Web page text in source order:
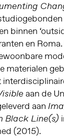
binnen
en
materialen
aan de
aan
Black Line(s)
(2015).